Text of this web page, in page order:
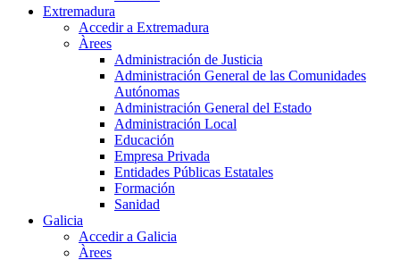
Extremadura
Accedir a Extremadura
Àrees
Administración de Justicia
Administración General de las Comunidades
Autónomas
Administración General del Estado
Administración Local
Educación
Empresa Privada
Entidades Públicas Estatales
Formación
Sanidad
Galicia
Accedir a Galicia
Àrees